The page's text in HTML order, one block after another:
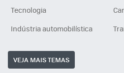
Tecnologia
Indústria automobilística
VEJA MAIS TEMAS